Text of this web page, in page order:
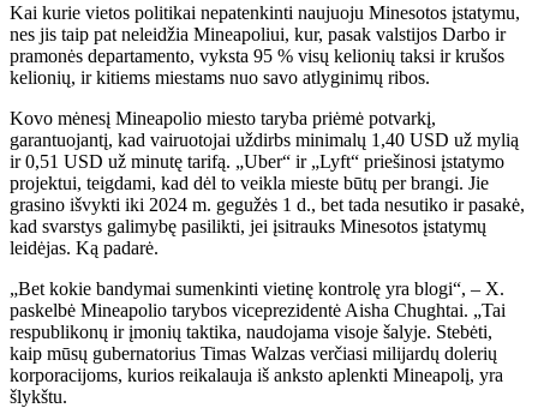
Kai kurie vietos politikai nepatenkinti naujuoju Minesotos įstatymu,
nes jis taip pat neleidžia Mineapoliui, kur, pasak valstijos Darbo ir
pramonės departamento, vyksta 95 % visų kelionių taksi ir krušos
kelionių, ir kitiems miestams nuo savo atlyginimų ribos.
Kovo mėnesį Mineapolio miesto taryba priėmė potvarkį,
garantuojantį, kad vairuotojai uždirbs minimalų 1,40 USD už mylią
ir 0,51 USD už minutę tarifą. „Uber“ ir „Lyft“ priešinosi įstatymo
projektui, teigdami, kad dėl to veikla mieste būtų per brangi. Jie
grasino išvykti iki 2024 m. gegužės 1 d., bet tada nesutiko ir pasakė,
kad svarstys galimybę pasilikti, jei įsitrauks Minesotos įstatymų
leidėjas. Ką padarė.
„Bet kokie bandymai sumenkinti vietinę kontrolę yra blogi“, – X.
paskelbė Mineapolio tarybos viceprezidentė Aisha Chughtai. „Tai
respublikonų ir įmonių taktika, naudojama visoje šalyje. Stebėti,
kaip mūsų gubernatorius Timas Walzas verčiasi milijardų dolerių
korporacijoms, kurios reikalauja iš anksto aplenkti Mineapolį, yra
šlykštu.